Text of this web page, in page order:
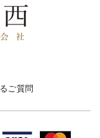
ご質問